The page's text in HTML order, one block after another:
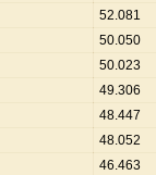
52.081
50.050
50.023
49.306
48.447
48.052
46.463